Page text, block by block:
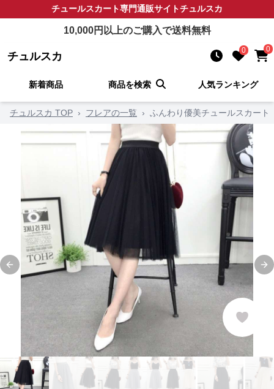
チュールスカート専門通販サイトチュルスカ
10,000円以上のご購入で送料無料
チュルスカ 0 0
新着商品 商品を検索 人気ランキング
チュルスカ TOP › フレアの一覧 › ふんわり優美チュールスカート
Previous slide